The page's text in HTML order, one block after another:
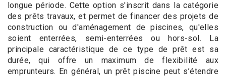
longue période. Cette option s'inscrit dans la catégorie
des prêts travaux, et permet de financer des projets de
construction ou d'aménagement de piscines, qu'elles
soient enterrées, semi-enterrées ou hors-sol. La
principale caractéristique de ce type de prêt est sa
durée, qui offre un maximum de flexibilité aux
emprunteurs. En général, un prêt piscine peut s’étendre